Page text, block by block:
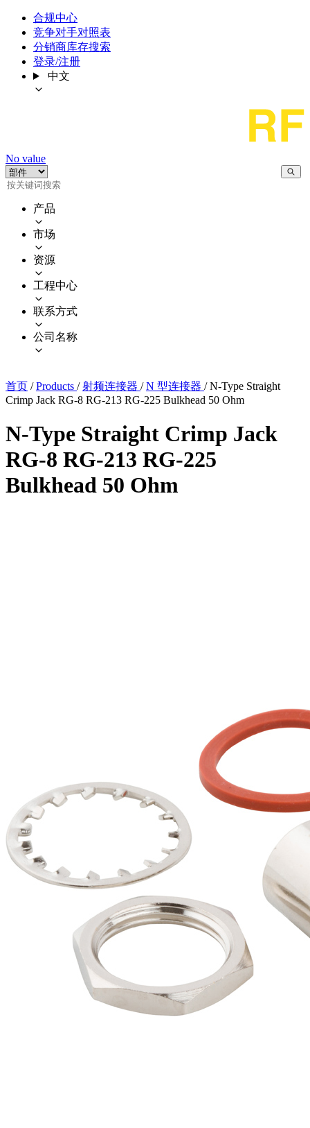
合规中心
竞争对手对照表
分销商库存搜索
登录/注册
中文
No value
产品
市场
资源
工程中心
联系方式
公司名称
首页 / Products / 射频连接器 / N 型连接器 / N-Type Straight
Crimp Jack RG-8 RG-213 RG-225 Bulkhead 50 Ohm
N-Type Straight Crimp Jack
RG-8 RG-213 RG-225
Bulkhead 50 Ohm